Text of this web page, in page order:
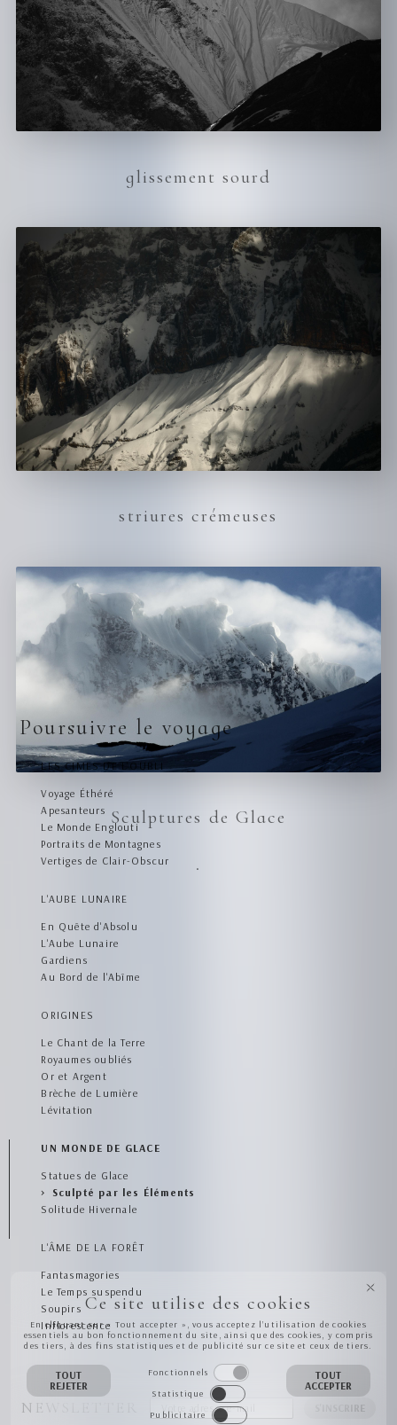
glissement sourd
striures crémeuses
Sculptures de Glace
Poursuivre le voyage
LES CIMES DE L'OUBLI
Voyage Éthéré
Apesanteurs
Le Monde Englouti
Portraits de Montagnes
Vertiges de Clair-Obscur
L'AUBE LUNAIRE
En Quête d'Absolu
L'Aube Lunaire
Gardiens
Au Bord de l'Abîme
ORIGINES
Le Chant de la Terre
Royaumes oubliés
Or et Argent
Brèche de Lumière
Lévitation
UN MONDE DE GLACE
Statues de Glace
Sculpté par les Éléments
Solitude Hivernale
L'ÂME DE LA FORÊT
Fantasmagories
Le Temps suspendu
Soupirs
Inflorescence
NEWSLETTER S'INSCRIRE
Ce site utilise des cookies
En cliquant sur « Tout accepter », vous acceptez l’utilisation de cookies
essentiels au bon fonctionnement du site, ainsi que des cookies, y compris
des tiers, à des fins statistiques et de publicité sur ce site et ceux de tiers.
TOUT
REJETER
Fonctionnels
Statistique
Publicitaire
TOUT
ACCEPTER